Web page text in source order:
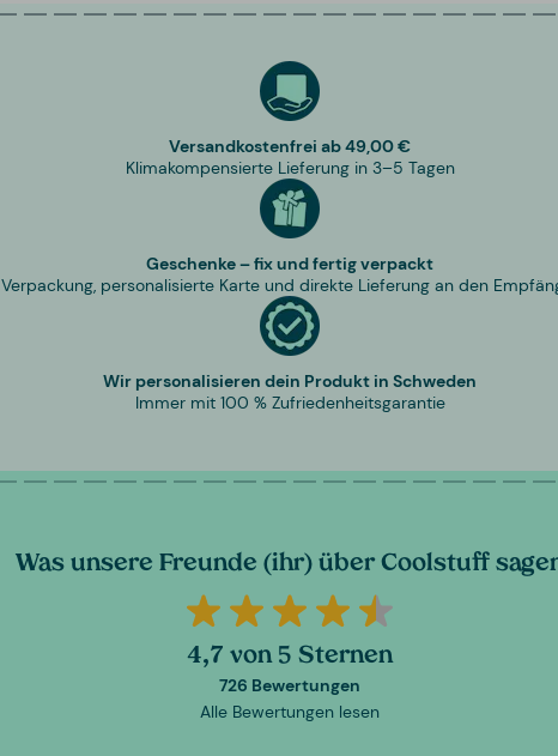
Versandkostenfrei ab 49,00 €
Klimakompensierte Lieferung in 3–5 Tagen
Geschenke – fix und fertig verpackt
Verpackung, personalisierte Karte und direkte Lieferung an den
Wir personalisieren dein Produkt in Schweden
Immer mit 100 % Zufriedenheitsgarantie
Was unsere Freunde (ihr) über Coolstuff
4,7 von 5 Sternen
726 Bewertungen
Alle Bewertungen lesen